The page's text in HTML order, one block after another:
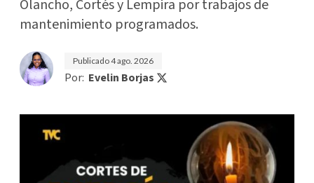
Olancho, Cortés y Lempira por trabajos de
mantenimiento programados.
Publicado4 ago. 2026
Por: Evelin Borjas